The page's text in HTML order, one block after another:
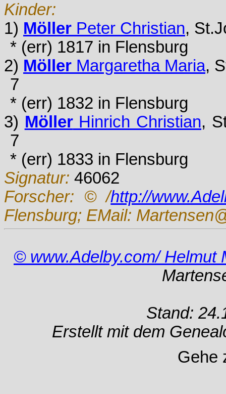
Kinder:
1) Möller Peter Christian,
* (err) 1817 in Flensburg
2) Möller Margaretha Maria,
7
* (err) 1832 in Flensburg
3) MöllerHinrich Christian,
7
* (err) 1833 in Flensburg
Signatur: 46062
Forscher: © /http://
Flensburg; EMail:
© www.Adelby.com/ Helmut
Stand:
Erstellt mit dem
Gehe